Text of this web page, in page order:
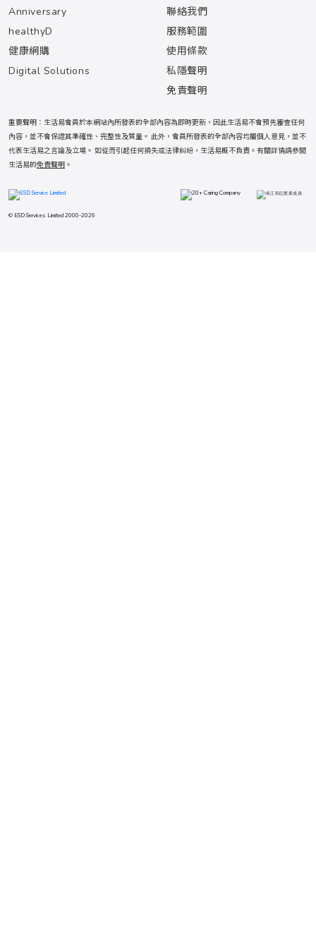
Anniversary
healthyD
健康網購
Digital Solutions
聯絡我們
服務範圍
使用條款
私隱聲明
免責聲明
重要聲明：生活易會員於本網站內所發表的全部內容為即時更新，因此生活易不會預先審查任何
內容，並不會保證其準確性、完整性及質量。 此外，會員所發表的全部內容均屬個人意見，並不
代表生活易之言論及立場。 如從而引起任何損失或法律糾紛，生活易概不負責。有關詳情請參閱
生活易的免責聲明 。
© ESD Services Limited 2000-2026